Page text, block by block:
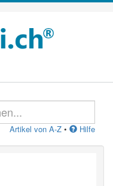
Artikel von A-Z • Hilfe